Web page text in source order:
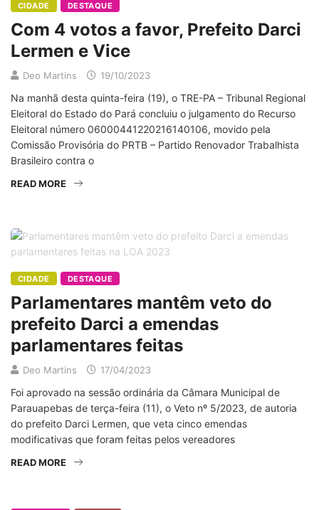
CIDADE DESTAQUE
Com 4 votos a favor, Prefeito Darci
Lermen e Vice
Deo Martins 19/10/2023
Na manhã desta quinta-feira (19), o TRE-PA – Tribunal Regional
Eleitoral do Estado do Pará concluiu o julgamento do Recurso
Eleitoral número 06000441220216140106, movido pela
Comissão Provisória do PRTB – Partido Renovador Trabalhista
Brasileiro contra o
READ MORE
CIDADE DESTAQUE
Parlamentares mantêm veto do
prefeito Darci a emendas
parlamentares feitas
Deo Martins 17/04/2023
Foi aprovado na sessão ordinária da Câmara Municipal de
Parauapebas de terça-feira (11), o Veto nº 5/2023, de autoria
do prefeito Darci Lermen, que veta cinco emendas
modificativas que foram feitas pelos vereadores
READ MORE